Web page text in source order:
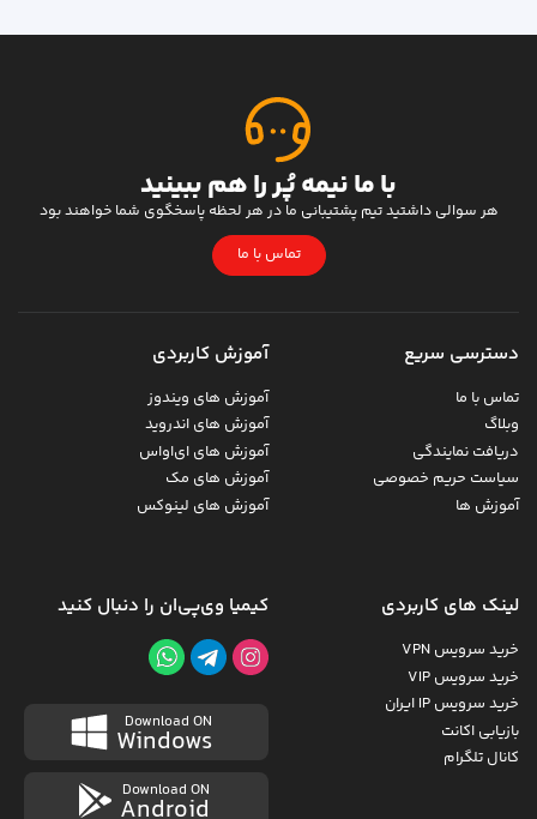
با ما نیمه پُر را هم ببینید
هر سوالی داشتید تیم پشتیبانی ما در هر لحظه پاسخگوی شما خواهند بود
تماس با ما
دسترسی سریع
تماس با ما
وبلاگ
دریافت نمایندگی
سیاست حریم خصوصی
آموزش ها
آموزش کاربردی
آموزش های ویندوز
آموزش های اندروید
آموزش های ای‌اواس
آموزش های مک
آموزش های لینوکس
لینک های کاربردی
خرید سرویس VPN
خرید سرویس VIP
خرید سرویس IP ایران
بازیابی اکانت
کانال تلگرام
کیمیا وی‌پی‌ان را دنبال کنید
Download ON
Windows
Download ON
Android